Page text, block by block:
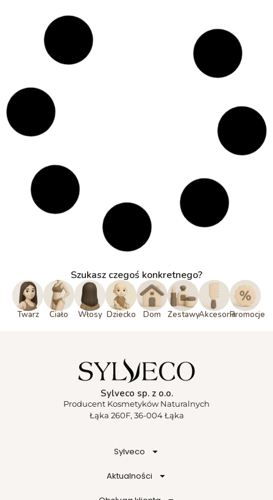
Szukasz czegoś konkretnego?
Twarz Ciało Włosy Dziecko Dom ZestawyAkcesoriaPromocje
Sylveco sp. z o.o.
Producent Kosmetyków Naturalnych
Łąka 260F, 36-004 Łąka
Sylveco
Aktualności